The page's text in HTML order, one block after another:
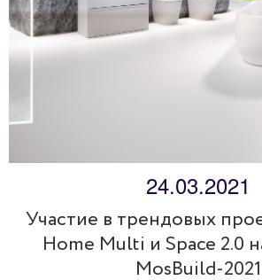
24.03.2021
Участие в трендовых
Home Multi и Space 2.0
MosBuild-2021